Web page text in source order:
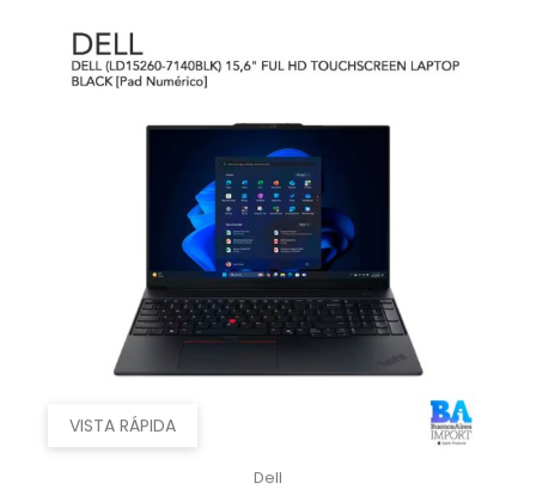
VISTA RÁPIDA
Dell